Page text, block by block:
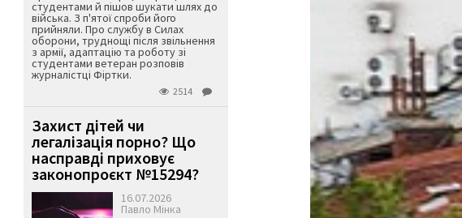
студентами й пішов шукати шлях до
війська. З п'ятої спроби його
прийняли. Про службу в Силах
оборони, труднощі після звільнення
з армії, адаптацію та роботу зі
студентами ветеран розповів
журналістці Фіртки.
2514
Захист дітей чи
легалізація порно? Що
насправді приховує
законопроєкт №15294?
16.07.2026
Павло Мінка